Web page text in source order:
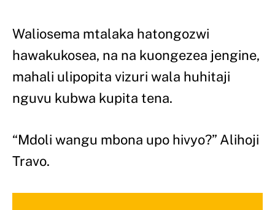
Waliosema mtalaka hatongozwi
hawakukosea, na na kuongezea jengine,
mahali ulipopita vizuri wala huhitaji
nguvu kubwa kupita tena.
“Mdoli wangu mbona upo hivyo?” Alihoji
Travo.